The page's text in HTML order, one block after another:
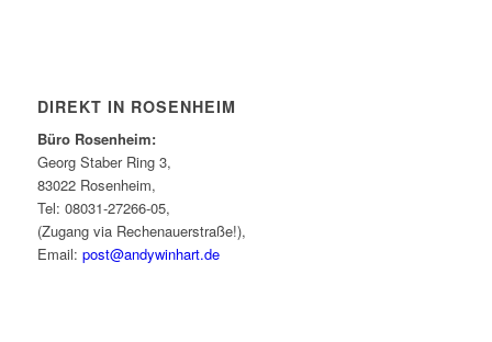
DIREKT IN ROSENHEIM
Büro Rosenheim:
Georg Staber Ring 3,
83022 Rosenheim,
Tel: 08031-27266-05,
(Zugang via Rechenauerstraße!),
Email: post@andywinhart.de